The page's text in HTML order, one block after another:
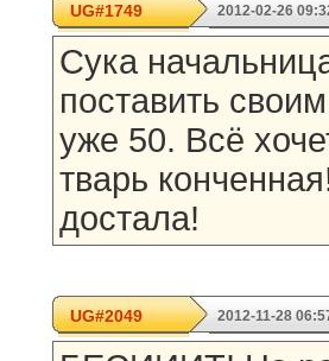
UG#1749 2012-02-26
Сука
поставить
уже 50. Всё
тварь
достала!
UG#2049 2012-11-28